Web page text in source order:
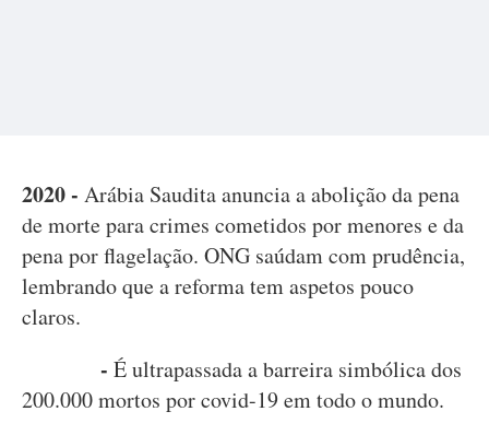
2020 - Arábia Saudita anuncia a abolição da pena
de morte para crimes cometidos por menores e da
pena por flagelação. ONG saúdam com prudência,
lembrando que a reforma tem aspetos pouco
claros.
- É ultrapassada a barreira simbólica dos
200.000 mortos por covid-19 em todo o mundo.